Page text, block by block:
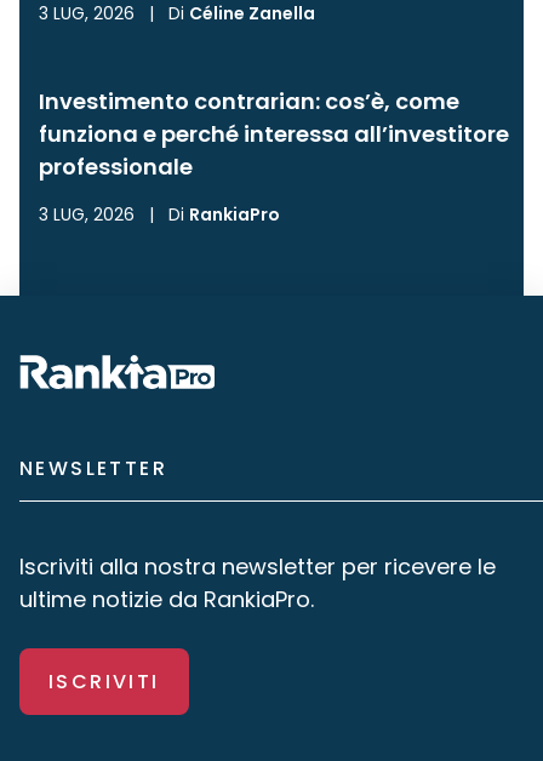
3 LUG, 2026 | Di Céline Zanella
Investimento contrarian: cos’è, come
funziona e perché interessa all’investitore
professionale
3 LUG, 2026 | Di RankiaPro
NEWSLETTER
Iscriviti alla nostra newsletter per ricevere le
ultime notizie da RankiaPro.
ISCRIVITI